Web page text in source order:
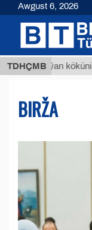
TDHÇMB
köküniň
BIRŽA
Awgust 6, 2026